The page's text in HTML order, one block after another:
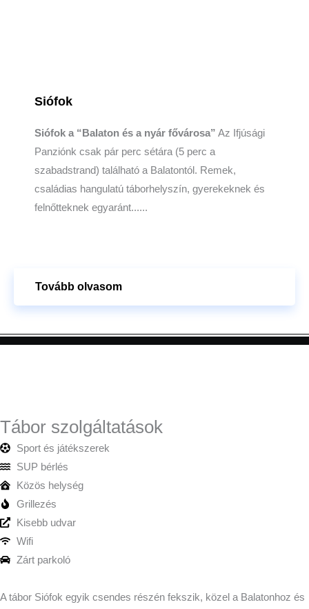
Siófok
Siófok a “Balaton és a nyár fővárosa” Az Ifjúsági
Panziónk csak pár perc sétára (5 perc a
szabadstrand) található a Balatontól. Remek,
családias hangulatú táborhelyszín, gyerekeknek és
felnőtteknek egyaránt......
Tovább olvasom
Tábor szolgáltatások
Sport és játékszerek
SUP bérlés
Közös helység
Grillezés
Kisebb udvar
Wifi
Zárt parkoló
A tábor Siófok egyik csendes részén fekszik, közel a Balatonhoz és